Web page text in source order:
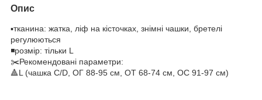
Опис
▪️тканина: жатка, ліф на кісточках, знімні чашки, бретелі
регулюються
◾️розмір: тільки L
✂️Рекомендовані параметри:
🔺L (чашка C/D, ОГ 88-95 см, ОТ 68-74 см, ОС 91-97 см)